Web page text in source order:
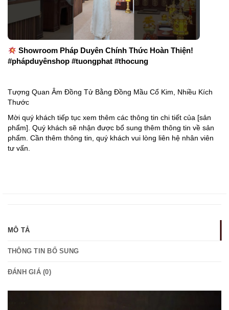
Showroom Pháp Duyên Chính Thức Hoàn Thiện!
#phápduyênshop #tuongphat #thocung
Tượng Quan Âm Đồng Tử Bằng Đồng Mầu Cổ Kim, Nhiều Kích
Thước
Mời quý khách tiếp tục xem thêm các thông tin chi tiết của [sản
phẩm]. Quý khách sẽ nhận được bổ sung thêm thông tin về sản
phẩm. Cần thêm thông tin, quý khách vui lòng liên hệ nhân viên
tư vấn.
MÔ TẢ
THÔNG TIN BỔ SUNG
ĐÁNH GIÁ (0)